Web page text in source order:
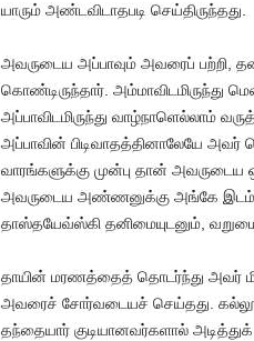
யாரும் அண்டவிடாதபடி செய்திருந்தது.
அவருடைய அப்பாவும் அவரைப் பற்றி,
கொண்டிருந்தார்.
அப்பாவிடமிருந்து வாழ்நாளெல்லாம்
அப்பாவின் பிடிவாதத்தினாலேயே அவர்
வாரங்களுக்கு முன்பு தான்
அவருடைய அண்ணனுக்கு அங்கே இடம்
தாஸ்தயேவ்ஸ்கி தனிமையுடனும்,
தாயின் மரணத்தைத் தொடர்ந்து அவர்
அவரைச் சோர்வடையச் செய்தது.
தந்தையார் குடியானவர்களால்